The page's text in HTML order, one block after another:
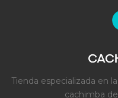
Tienda especializada en
cachimba